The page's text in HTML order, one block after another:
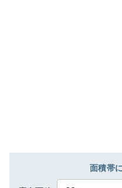
面積帯